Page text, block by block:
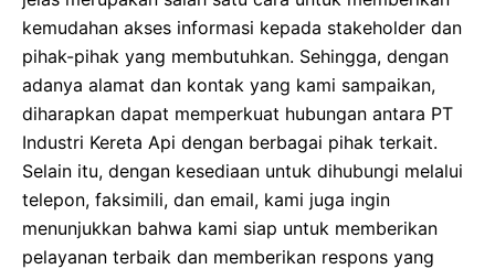
kemudahan akses informasi kepada stakeholder dan
pihak-pihak yang membutuhkan. Sehingga, dengan
adanya alamat dan kontak yang kami sampaikan,
diharapkan dapat memperkuat hubungan antara PT
Industri Kereta Api dengan berbagai pihak terkait.
Selain itu, dengan kesediaan untuk dihubungi melalui
telepon, faksimili, dan email, kami juga ingin
menunjukkan bahwa kami siap untuk memberikan
pelayanan terbaik dan memberikan respons yang